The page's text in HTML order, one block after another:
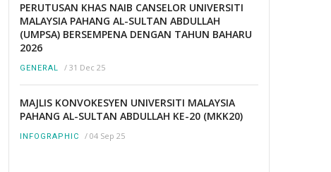
PERUTUSAN KHAS NAIB CANSELOR UNIVERSITI
MALAYSIA PAHANG AL-SULTAN ABDULLAH
(UMPSA) BERSEMPENA DENGAN TAHUN BAHARU
2026
GENERAL / 31 Dec 25
MAJLIS KONVOKESYEN UNIVERSITI MALAYSIA
PAHANG AL-SULTAN ABDULLAH KE-20 (MKK20)
INFOGRAPHIC / 04 Sep 25